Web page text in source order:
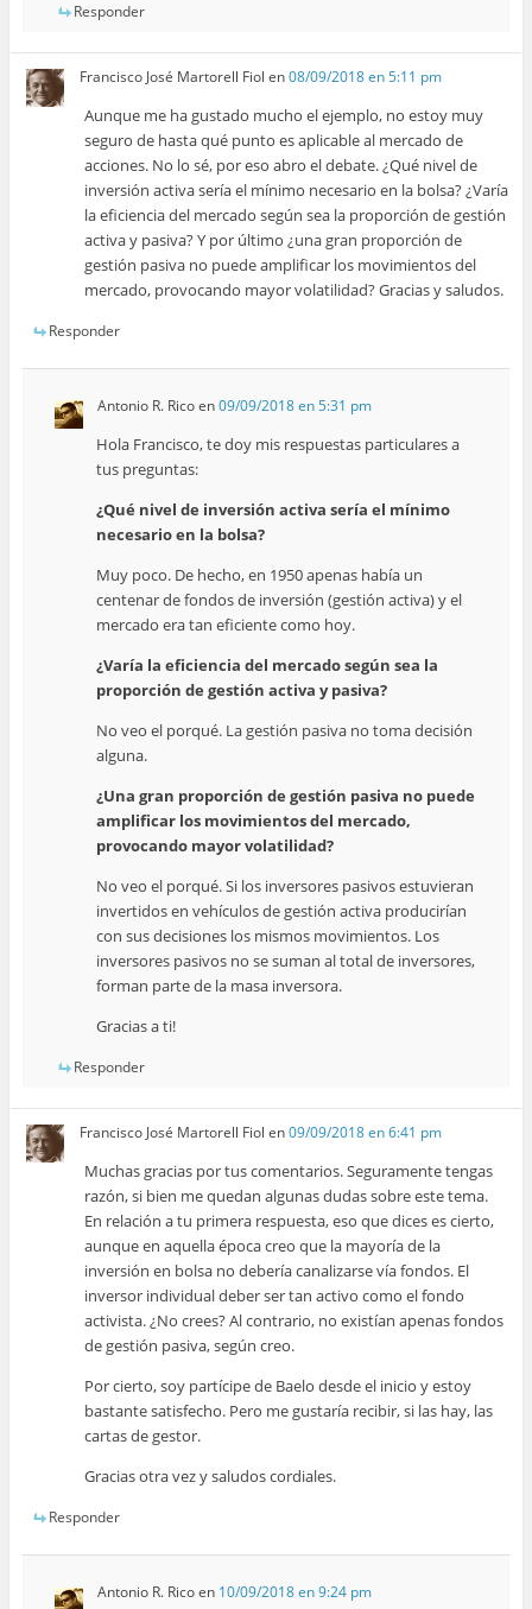
Responder
Francisco José Martorell Fiol en08/09/2018 en 5:11 pm
Aunque me ha gustado mucho el ejemplo, no estoy muy
seguro de hasta qué punto es aplicable al mercado de
acciones. No lo sé, por eso abro el debate. ¿Qué nivel de
inversión activa sería el mínimo necesario en la bolsa? ¿Varía
la eficiencia del mercado según sea la proporción de gestión
activa y pasiva? Y por último ¿una gran proporción de
gestión pasiva no puede amplificar los movimientos del
mercado, provocando mayor volatilidad? Gracias y saludos.
Responder
Antonio R. Ricoen09/09/2018 en 5:31 pm
Hola Francisco, te doy mis respuestas particulares a
tus preguntas:
¿Qué nivel de inversión activa sería el mínimo
necesario en la bolsa?
Muy poco. De hecho, en 1950 apenas había un
centenar de fondos de inversión (gestión activa) y el
mercado era tan eficiente como hoy.
¿Varía la eficiencia del mercado según sea la
proporción de gestión activa y pasiva?
No veo el porqué. La gestión pasiva no toma decisión
alguna.
¿Una gran proporción de gestión pasiva no puede
amplificar los movimientos del mercado,
provocando mayor volatilidad?
No veo el porqué. Si los inversores pasivos estuvieran
invertidos en vehículos de gestión activa producirían
con sus decisiones los mismos movimientos. Los
inversores pasivos no se suman al total de inversores,
forman parte de la masa inversora.
Gracias a ti!
Responder
Francisco José Martorell Fiol en09/09/2018 en 6:41 pm
Muchas gracias por tus comentarios. Seguramente tengas
razón, si bien me quedan algunas dudas sobre este tema.
En relación a tu primera respuesta, eso que dices es cierto,
aunque en aquella época creo que la mayoría de la
inversión en bolsa no debería canalizarse vía fondos. El
inversor individual deber ser tan activo como el fondo
activista. ¿No crees? Al contrario, no existían apenas fondos
de gestión pasiva, según creo.
Por cierto, soy partícipe de Baelo desde el inicio y estoy
bastante satisfecho. Pero me gustaría recibir, si las hay, las
cartas de gestor.
Gracias otra vez y saludos cordiales.
Responder
Antonio R. Ricoen 10/09/2018 en 9:24 pm